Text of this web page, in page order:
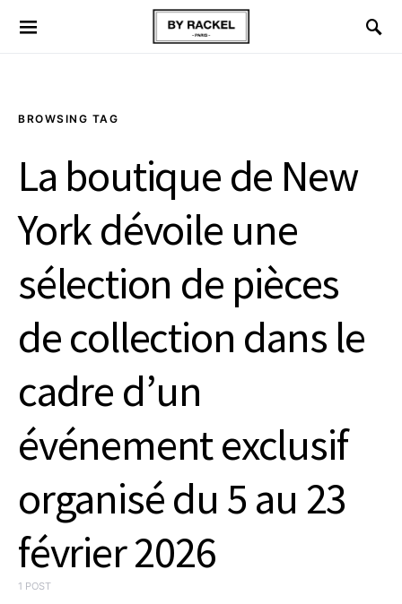
BROWSING TAG
La boutique de New
York dévoile une
sélection de pièces
de collection dans le
cadre d’un
événement exclusif
organisé du 5 au 23
février 2026
1 POST